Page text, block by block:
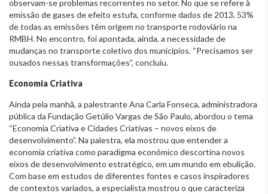
observam-se problemas recorrentes no setor. No que se refere à
emissão de gases de efeito estufa, conforme dados de 2013, 53%
de todas as emissões têm origem no transporte rodoviário na
RMBH. No encontro, foi apontada, ainda, a necessidade de
mudanças no transporte coletivo dos municípios. “Precisamos ser
ousados nessas transformações”, concluiu.
Economia Criativa
Ainda pela manhã, a palestrante Ana Carla Fonseca, administradora
pública da Fundação Getúlio Vargas de São Paulo, abordou o tema
“Economia Criativa e Cidades Criativas – novos eixos de
desenvolvimento”. Na palestra, ela mostrou que entender a
economia criativa como paradigma econômico descortina novos
eixos de desenvolvimento estratégico, em um mundo em ebulição.
Com base em estudos de diferentes fontes e casos inspiradores
de contextos variados, a especialista mostrou o que caracteriza